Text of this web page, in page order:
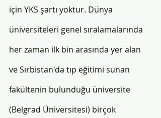
için YKS şartı yoktur. Dünya
üniversiteleri genel sıralamalarında
her zaman ilk bin arasında yer alan
ve Sırbistan'da tıp eğitimi sunan
fakültenin bulunduğu üniversite
(Belgrad Üniversitesi) birçok